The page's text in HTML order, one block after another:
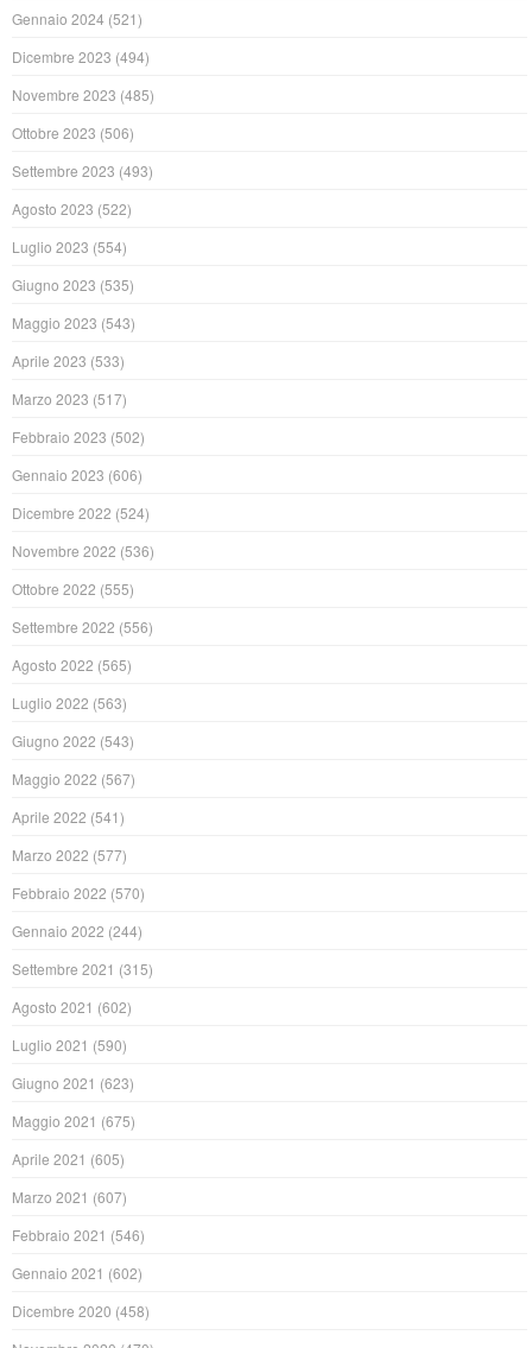
Gennaio 2024 (521)
Dicembre 2023 (494)
Novembre 2023 (485)
Ottobre 2023 (506)
Settembre 2023 (493)
Agosto 2023 (522)
Luglio 2023 (554)
Giugno 2023 (535)
Maggio 2023 (543)
Aprile 2023 (533)
Marzo 2023 (517)
Febbraio 2023 (502)
Gennaio 2023 (606)
Dicembre 2022 (524)
Novembre 2022 (536)
Ottobre 2022 (555)
Settembre 2022 (556)
Agosto 2022 (565)
Luglio 2022 (563)
Giugno 2022 (543)
Maggio 2022 (567)
Aprile 2022 (541)
Marzo 2022 (577)
Febbraio 2022 (570)
Gennaio 2022 (244)
Settembre 2021 (315)
Agosto 2021 (602)
Luglio 2021 (590)
Giugno 2021 (623)
Maggio 2021 (675)
Aprile 2021 (605)
Marzo 2021 (607)
Febbraio 2021 (546)
Gennaio 2021 (602)
Dicembre 2020 (458)